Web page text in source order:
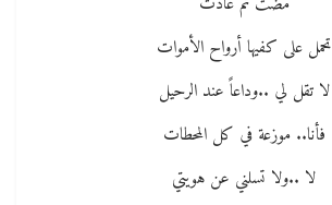
تحمل على كفيها أرواح الأموات
لا تقل لي ..وداعاً عند الرحيل
فأنا.. موزعة في كل المحطات
لا ..ولا تسلني عن هويتي